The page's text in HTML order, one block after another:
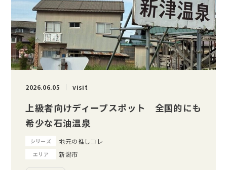
2026.06.05 visit
上級者向けディープスポット 全国的にも
希少な石油温泉
シリーズ 地元の推しコレ
エリア 新潟市